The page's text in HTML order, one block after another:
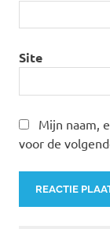
Site
Mijn naam,
voor de